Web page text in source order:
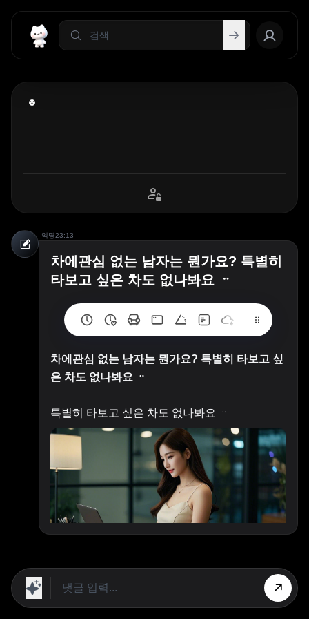
익명23:13
차에관심 없는 남자는 뭔가요? 특별히
타보고 싶은 차도 없나봐요 ᆢ
차에관심 없는 남자는 뭔가요? 특별히 타보고 싶
은 차도 없나봐요 ᆢ
특별히 타보고 싶은 차도 없나봐요 ᆢ
차 보다는 비행기나 모터 싸이클을 더 좋아 할수
도 있으니까요...